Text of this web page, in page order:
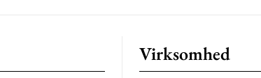
Virksomhed